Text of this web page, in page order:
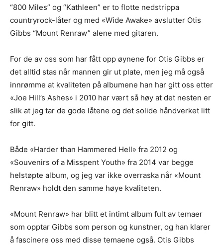
Les bloggen. Passer din musikk inn blant platene vi skriver
om? Dust of Daylight er på mange måter en nisjeblogg, så
sjekk om din musikk ligger i noen av kategoriene vi fokuserer
på. På den måten slipper både du og vi å kaste bort tid.
Musikken din passer inn. Kult! Send oss en epost på
Den bør som MINIMUM inneholde følgende:
Litt om deg. Om prosjektet ditt, og når det er release osv.
Link til et sted der vi kan høre et eksempel uten å
måttelete etter musikken din. Og uten å måtte logge
(gode eksempler er f.eks Soundcloud og YouTube. Dårlige
er Spotify og Tidal.)
Platen som nedlastbar MP3. Dropbox er fint, eller et av
“800 Miles” og “Kathleen” er to flotte nedstrippa
countryrock-låter og med «Wide Awake» avslutter Otis
Gibbs “Mount Renraw” alene med gitaren.
For de av oss som har fått opp øynene for Otis Gibbs er
det alltid stas når mannen gir ut plate, men jeg må også
innrømme at kvaliteten på albumene han har gitt oss etter
«Joe Hill’s Ashes» i 2010 har vært så høy at det nesten er
slik at jeg tar de gode låtene og det solide håndverket litt
for gitt.
Både «Harder than Hammered Hell» fra 2012 og
«Souvenirs of a Misspent Youth» fra 2014 var begge
helstøpte album, og jeg var ikke overraska når «Mount
Renraw» holdt den samme høye kvaliteten.
«Mount Renraw» har blitt et intimt album fult av temaer
som opptar Gibbs som person og kunstner, og han klarer
å fascinere oss med disse temaene også. Otis Gibbs